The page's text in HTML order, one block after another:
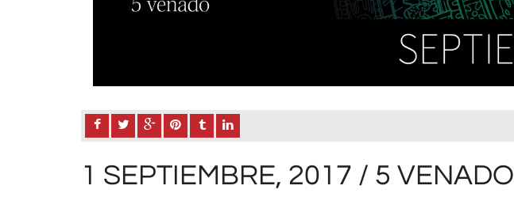
1 SEPTIEMBRE, 2017 / 5 VENADO